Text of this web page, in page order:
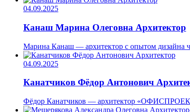
04.09.2025
Канаш Марина Олеговна Архитектор
Марина Канаш — архитектор с опытом дизайна
04.09.2025
Канатчиков Фёдор Антонович
Фёдор Канатчиков — архитектор